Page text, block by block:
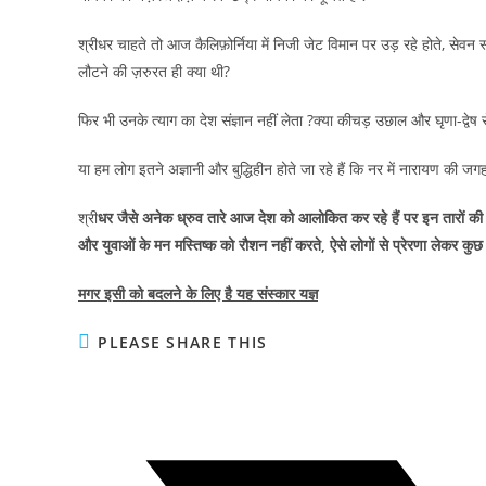
श्रीधर चाहते तो आज कैलिफ़ोर्निया में निजी जेट विमान पर उड़ रहे होते,
लौटने की ज़रुरत ही क्या थी?
फिर भी उनके त्याग का देश संज्ञान नहीं लेता ?क्या कीचड़ उछाल और घृणा-
या हम लोग इतने अज्ञानी और बुद्धिहीन होते जा रहे हैं कि नर में नारायण की
श्रीधर जैसे अनेक ध्रुव तारे आज देश को आलोकित कर रहे हैं पर इन तारों की
और युवाओं के मन मस्तिष्क को रौशन नहीं करते, ऐसे लोगों से प्रेरणा लेकर
मगर इसी को बदलने के लिए है यह संस्कार यज्ञ
PLEASE SHARE THIS